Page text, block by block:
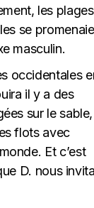
les plages
se
masculin.
occidentales
il y a des
sur le sable,
flots avec
Et c’est
D. nous